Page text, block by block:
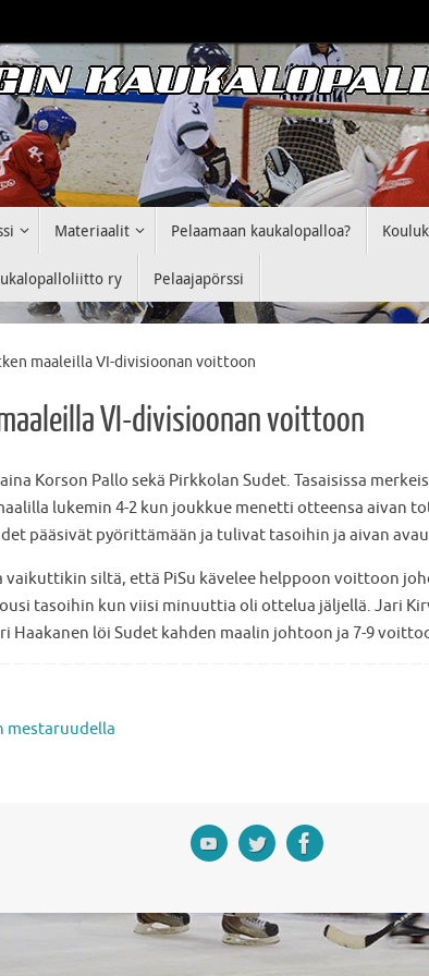
Materiaalit Pelaamaan kaukalopalloa?
ry Pelaajapörssi
maaleilla VI-divisioonan voittoon
VI-divisioonan voittoon
Korson Pallo sekä Pirkkolan Sudet. Tasaisissa
lukemin 4-2 kun joukkue menetti otteensa aivan
pääsivät pyörittämään ja tulivat tasoihin ja aivan
vaikuttikin siltä, että PiSu kävelee helppoon voittoon
tasoihin kun viisi minuuttia oli ottelua jäljellä. Jari
Haakanen löi Sudet kahden maalin johtoon ja 7-9
mestaruudella